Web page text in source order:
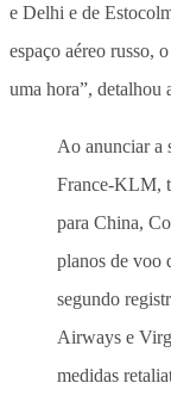
e Delhi e de
espaço aéreo russo,
uma hora”, detalhou
Ao anunciar a
France-KLM,
para China,
planos de voo
segundo
Airways e
medidas